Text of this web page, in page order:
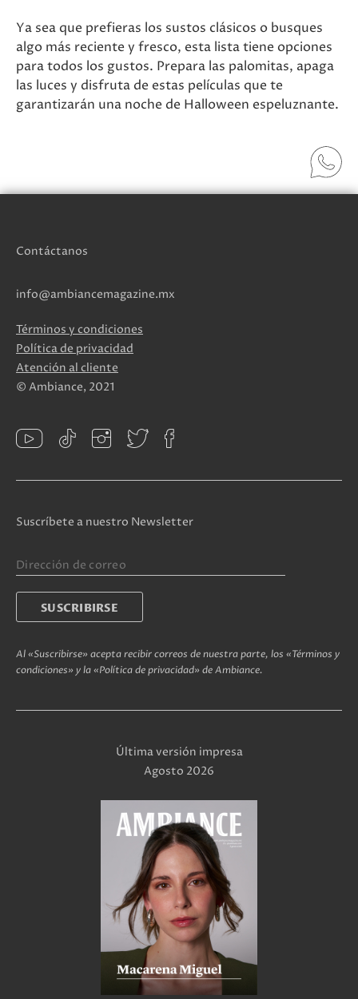
Ya sea que prefieras los sustos clásicos o busques
algo más reciente y fresco, esta lista tiene opciones
para todos los gustos. Prepara las palomitas, apaga
las luces y disfruta de estas películas que te
garantizarán una noche de Halloween espeluznante.
Contáctanos
info@ambiancemagazine.mx
Términos y condiciones
Política de privacidad
Atención al cliente
© Ambiance, 2021
Suscríbete a nuestro Newsletter
Al «Suscribirse» acepta recibir correos de nuestra parte, los «Términos y
condiciones» y la «Política de privacidad» de Ambiance.
Última versión impresa
Agosto 2026